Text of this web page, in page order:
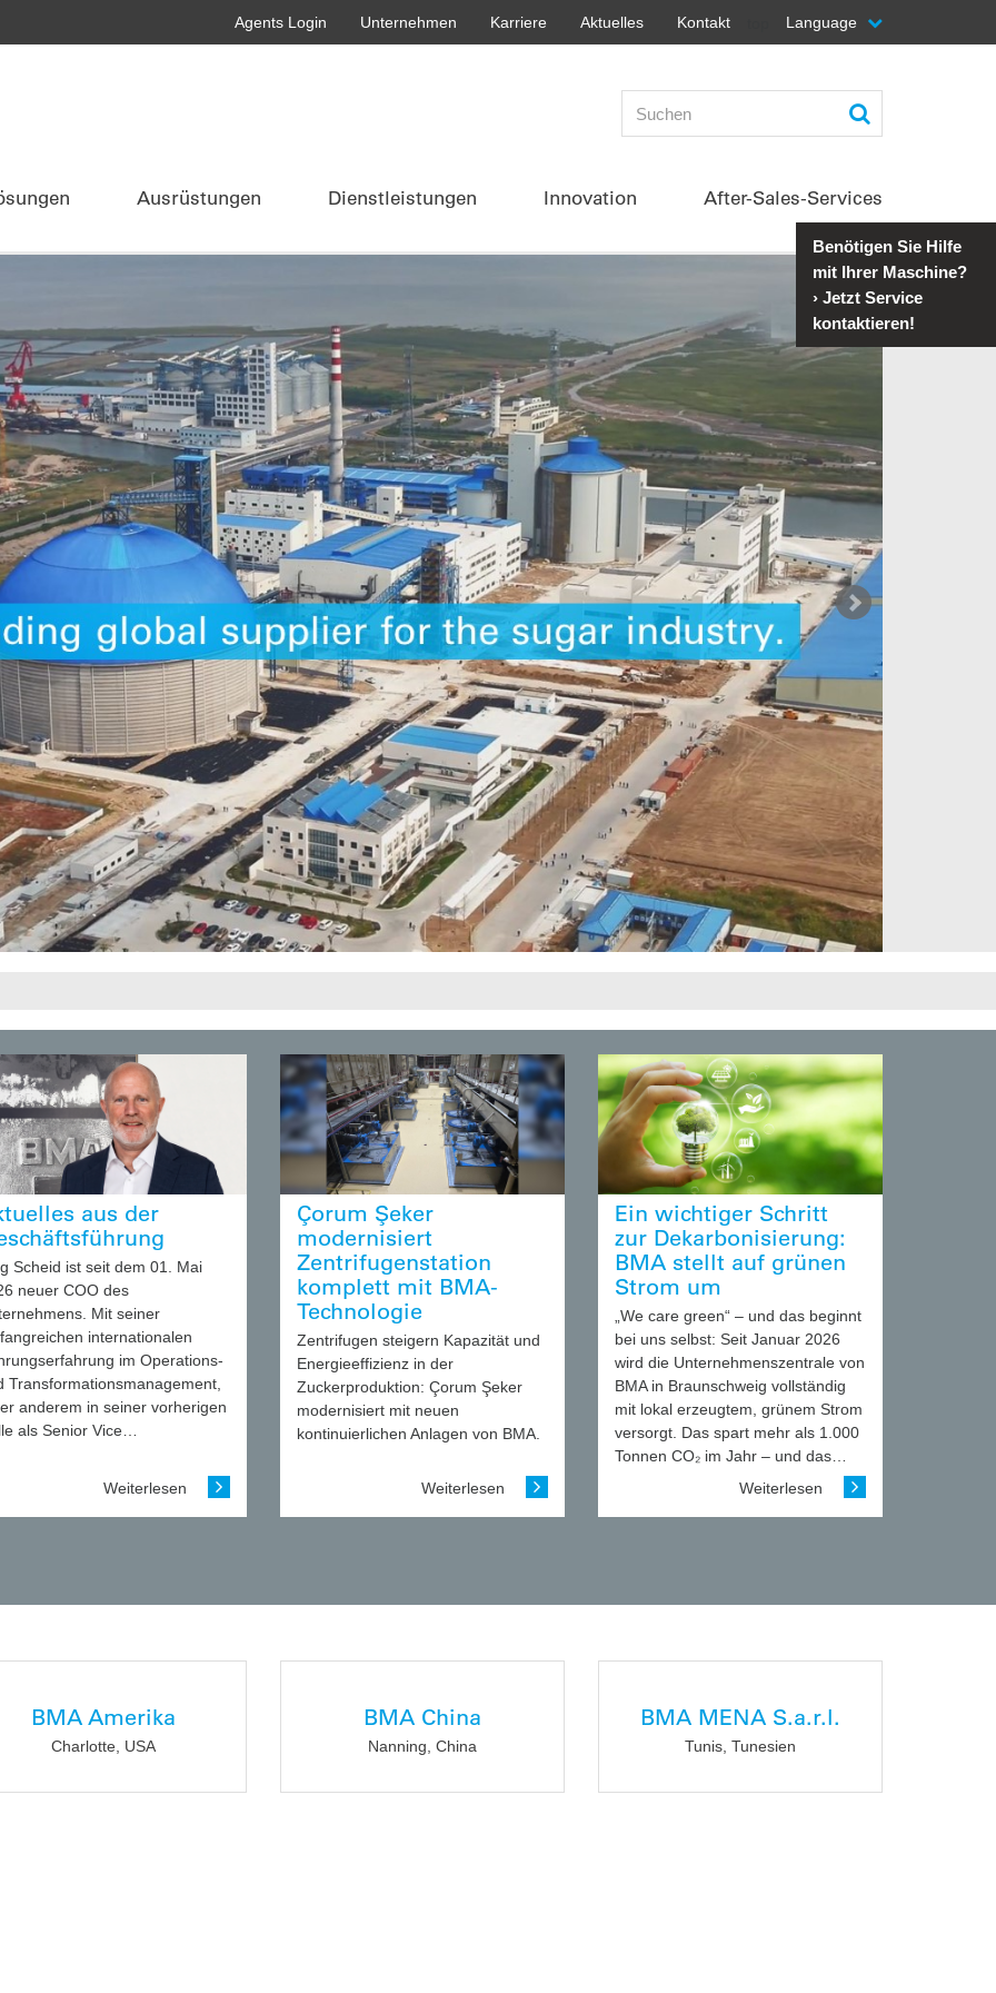
Agents Login Unternehmen Karriere Aktuelles Kontakt Language
Ausrüstungen Dienstleistungen Innovation After-Sales-Services
aus der
Scheid ist seit dem 01. Mai
neuer COO des
Mit seiner
internationalen
im Operations-
Transformationsmanagement,
anderem in seiner vorherigen
als Senior Vice…
Weiterlesen
Çorum Şeker
modernisiert
Zentrifugenstation
komplett mit BMA-
Technologie
Zentrifugen steigern Kapazität und
Energieeffizienz in der
Zuckerproduktion: Çorum Şeker
modernisiert mit neuen
kontinuierlichen Anlagen von BMA.
Weiterlesen
Ein wichtiger Schritt
zur Dekarbonisierung:
BMA stellt auf grünen
Strom um
„We care green“ – und das beginnt
bei uns selbst: Seit Januar 2026
wird die Unternehmenszentrale von
BMA in Braunschweig vollständig
mit lokal erzeugtem, grünem Strom
versorgt. Das spart mehr als 1.000
Tonnen CO₂ im Jahr – und das…
Weiterlesen
BMA Amerika
Charlotte, USA
BMA China
Nanning, China
BMA MENA S.a.r.l.
Tunis, Tunesien
Benötigen Sie Hilfe
mit Ihrer Maschine?
› Jetzt Service
kontaktieren!